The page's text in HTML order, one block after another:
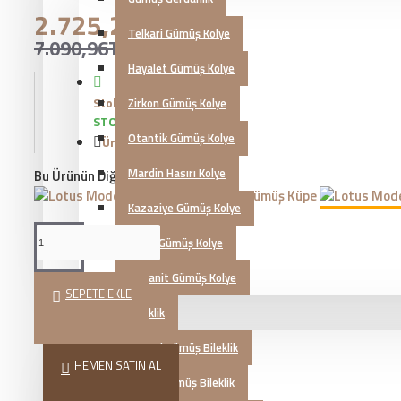
Telkari Gümüş Kolye
Hayalet Gümüş Kolye
Zirkon Gümüş Kolye
Otantik Gümüş Kolye
Mardin Hasırı Kolye
Kazaziye Gümüş Kolye
İsimli Gümüş Kolye
Zultanit Gümüş Kolye
Gümüş Bileklik
Telkari Gümüş Bileklik
Zirkon Gümüş Bileklik
2.725,21TL
7.090,96TL
Stok Durumu:
STOKTA VAR
Ürün Kodu::KG20231133
Bu Ürünün Diğer Renkleri
SEPETE EKLE
HEMEN SATIN AL